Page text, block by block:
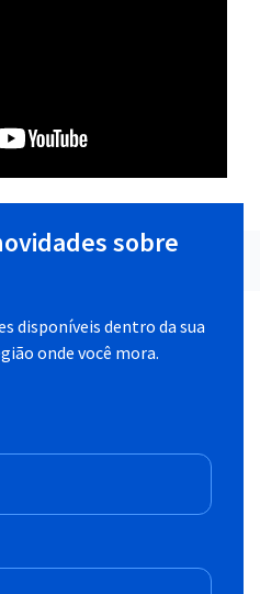
sobre
disponíveis dentro da sua
onde você mora.